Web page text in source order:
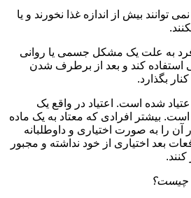
توانند بیش از اندازه غذا نخورند و یا
به علت یک مشکل جسمی یا روانی
استفاده کند و بعد از برطرف شدن
بگذارد.
شده است. اعتیاد در واقع یک
بیشتر افرادی که معتاد به یک ماده
آن را به صورت اختیاری و داوطلبانه
بعد اختیاری از خود نداشته و مجبور
چیست؟